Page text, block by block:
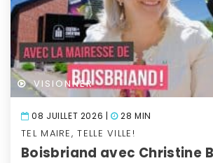
VISIONNER
08 JUILLET 2026 | 28 MIN
TEL MAIRE, TELLE VILLE!
Boisbriand avec Christine